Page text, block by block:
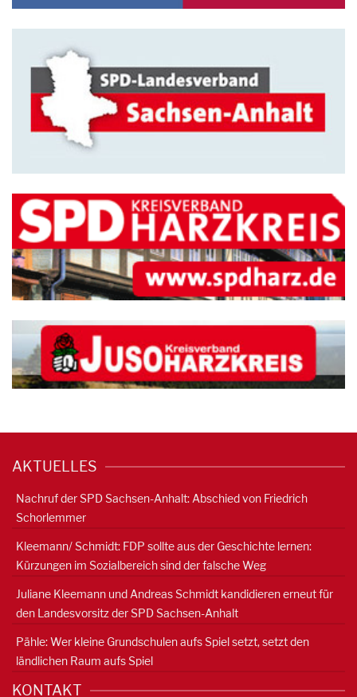
AKTUELLES
Nachruf der SPD Sachsen-Anhalt: Abschied von Friedrich
Schorlemmer
Kleemann/ Schmidt: FDP sollte aus der Geschichte lernen:
Kürzungen im Sozialbereich sind der falsche Weg
Juliane Kleemann und Andreas Schmidt kandidieren erneut für
den Landesvorsitz der SPD Sachsen-Anhalt
Pähle: Wer kleine Grundschulen aufs Spiel setzt, setzt den
ländlichen Raum aufs Spiel
KONTAKT